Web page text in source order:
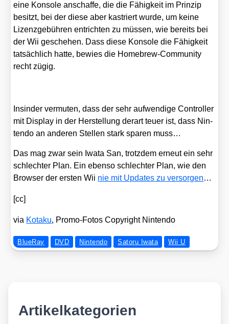
eine Kon­so­le anschaf­fe, die die Fähig­keit im Prin­zip
besitzt, bei der die­se aber kas­triert wur­de, um kei­ne
Lizenz­ge­büh­ren ent­rich­ten zu müs­sen, wie bereits bei
der Wii gesche­hen. Dass die­se Kon­so­le die Fähig­keit
tat­säch­lich hat­te, bewies die Home­brew-Com­mu­ni­ty
recht zügig.
Ins­in­der ver­mu­ten, dass der sehr auf­wen­di­ge Con­trol­ler
mit Dis­play in der Her­stel­lung der­art teu­er ist, dass Nin­
ten­do an ande­ren Stel­len stark spa­ren muss…
Das mag zwar sein Iwa­ta San, trotz­dem erneut ein sehr
schlech­ter Plan. Ein eben­so schlech­ter Plan, wie den
Brow­ser der ers­ten Wii nie mit Updates zu ver­sor­gen…
[cc]
via Kota­ku, Pro­mo-Fotos Copy­right Nin­ten­do
BlueRay DVD Nintendo Satoru Iwata Wii U
Artikelkategorien